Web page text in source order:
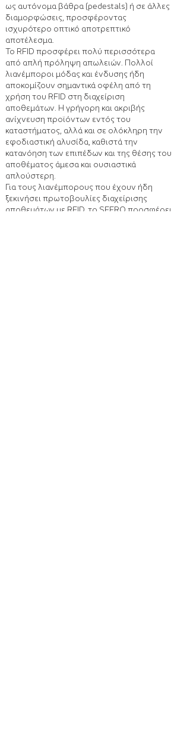
ως αυτόνομα βάθρα (pedestals) ή σε άλλες
διαμορφώσεις, προσφέροντας
ισχυρότερο οπτικό αποτρεπτικό
αποτέλεσμα.
Το RFID προσφέρει πολύ περισσότερα
από απλή πρόληψη απωλειών. Πολλοί
λιανέμποροι μόδας και ένδυσης ήδη
αποκομίζουν σημαντικά οφέλη από τη
χρήση του RFID στη διαχείριση
αποθεμάτων. Η γρήγορη και ακριβής
ανίχνευση προϊόντων εντός του
καταστήματος, αλλά και σε ολόκληρη την
εφοδιαστική αλυσίδα, καθιστά την
κατανόηση των επιπέδων και της θέσης του
αποθέματος άμεσα και ουσιαστικά
απλούστερη.
Για τους λιανέμπορους που έχουν ήδη
ξεκινήσει πρωτοβουλίες διαχείρισης
αποθεμάτων με RFID, το SFERO προσφέρει